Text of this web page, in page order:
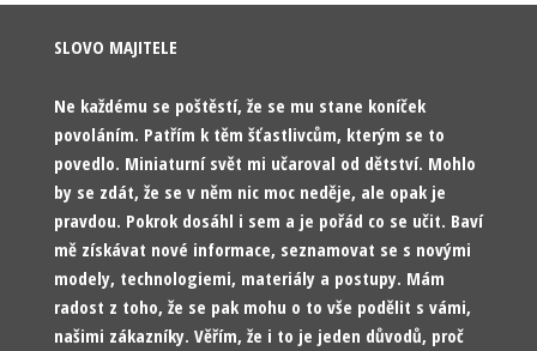
SLOVO MAJITELE
Ne každému se poštěstí, že se mu stane koníček
povoláním. Patřím k těm šťastlivcům, kterým se to
povedlo. Miniaturní svět mi učaroval od dětství. Mohlo
by se zdát, že se v něm nic moc neděje, ale opak je
pravdou. Pokrok dosáhl i sem a je pořád co se učit. Baví
mě získávat nové informace, seznamovat se s novými
modely, technologiemi, materiály a postupy. Mám
radost z toho, že se pak mohu o to vše podělit s vámi,
našimi zákazníky. Věřím, že i to je jeden důvodů, proč